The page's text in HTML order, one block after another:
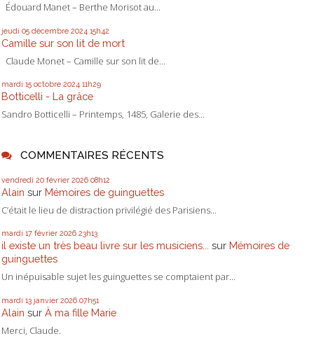
Édouard Manet – Berthe Morisot au...
jeudi 05 décembre 2024 15h42
Camille sur son lit de mort
Claude Monet – Camille sur son lit de...
mardi 15 octobre 2024 11h29
Botticelli - La grâce
Sandro Botticelli – Printemps, 1485, Galerie des...
COMMENTAIRES RÉCENTS
vendredi 20 février 2026 08h12
Alain sur Mémoires de guinguettes
C’était le lieu de distraction privilégié des Parisiens...
mardi 17 février 2026 23h13
il existe un très beau livre sur les musiciens... sur Mémoires de
guinguettes
Un inépuisable sujet les guinguettes se comptaient par...
mardi 13 janvier 2026 07h51
Alain sur À ma fille Marie
Merci, Claude.